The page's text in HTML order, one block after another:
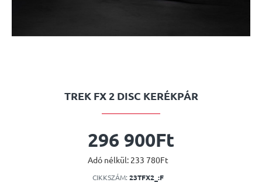
TREK FX 2 DISC KERÉKPÁR
296 900Ft
Adó nélkül: 233 780Ft
CIKKSZÁM: 23TFX2_:F